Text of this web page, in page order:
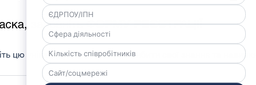
заповніть ФОРМУ РЕЄСТРАЦІЇ
цю унікальну можливість поглибити свої знання та навички!